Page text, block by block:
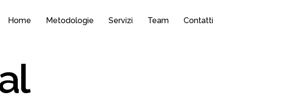
Home Metodologie Servizi Team Contatti